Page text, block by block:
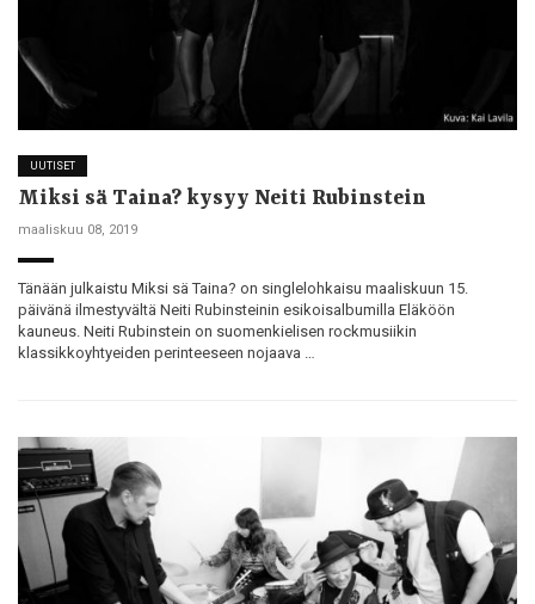
UUTISET
Miksi sä Taina? kysyy Neiti Rubinstein
maaliskuu 08, 2019
Tänään julkaistu Miksi sä Taina? on singlelohkaisu maaliskuun 15.
päivänä ilmestyvältä Neiti Rubinsteinin esikoisalbumilla Eläköön
kauneus. Neiti Rubinstein on suomenkielisen rockmusiikin
klassikkoyhtyeiden perinteeseen nojaava …